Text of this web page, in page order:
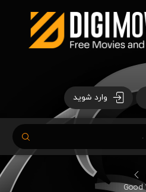
وارد شوید